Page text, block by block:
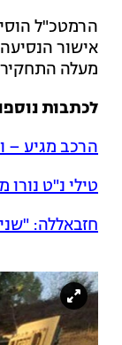
הרמטכ"ל
אישור
מעלה התחקיר
לכתבות
הרכב מגיע –
טילי נ"ט נורו
חזבאללה: